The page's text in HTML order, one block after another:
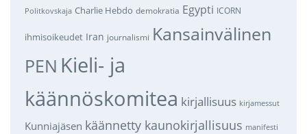
Politkovskaja Charlie Hebdo demokratia Egypti ICORN
ihmisoikeudet Iran journalismi Kansainvälinen
PEN Kieli- ja
käännöskomitea kirjallisuus kirjamessut
Kunniajäsen käännetty kaunokirjallisuus manifesti